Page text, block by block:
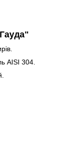
AISI 304.